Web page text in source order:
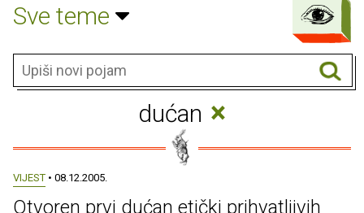
Sve teme
dućan ×
VIJEST • 08.12.2005.
Otvoren prvi dućan etički prihvatljivih